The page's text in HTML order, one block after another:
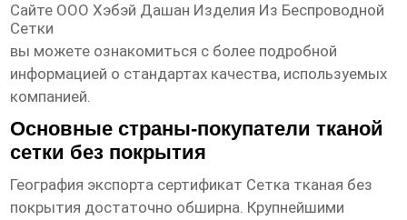
Сайте ООО Хэбэй Дашан Изделия Из Беспроводной
Сетки
вы можете ознакомиться с более подробной
информацией о стандартах качества, используемых
компанией.
Основные страны-покупатели тканой
сетки без покрытия
География экспорта сертификат Сетка тканая без
покрытия достаточно обширна. Крупнейшими